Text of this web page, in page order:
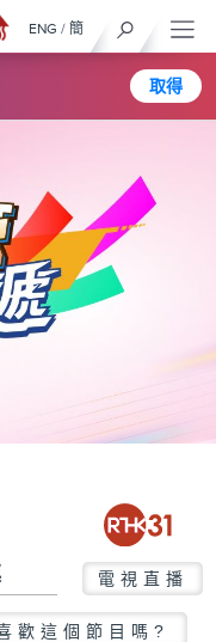
取得
ENG / 簡
電視直播
歡這個節目嗎?